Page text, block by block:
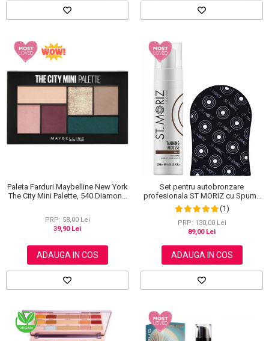
Paleta Farduri Maybelline New York
The City Mini Palette, 540 Diamond
PRP: 58,00 Lei
39,90 Lei
ADAUGA IN COS
Set pentru autobronzare
profesionala ST MORIZ cu Spuma
Dark Fast Drying si Manusa Velvet
Tanning Mitt
(1)
PRP: 130,00 Lei
89,00 Lei
ADAUGA IN COS